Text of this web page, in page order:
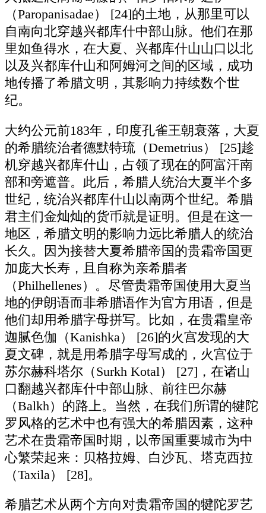
（Paropanisadae） [24]的土地，从那里可以
自南向北穿越兴都库什中部山脉。他们在那
里如鱼得水，在大夏、兴都库什山山口以北
以及兴都库什山和阿姆河之间的区域，成功
地传播了希腊文明，其影响力持续数个世
纪。
大约公元前183年，印度孔雀王朝衰落，大夏
的希腊统治者德默特琉（Demetrius） [25]趁
机穿越兴都库什山，占领了现在的阿富汗南
部和旁遮普。此后，希腊人统治大夏半个多
世纪，统治兴都库什山以南两个世纪。希腊
君主们金灿灿的货币就是证明。但是在这一
地区，希腊文明的影响力远比希腊人的统治
长久。因为接替大夏希腊帝国的贵霜帝国更
加庞大长寿，且自称为亲希腊者
（Philhellenes）。尽管贵霜帝国使用大夏当
地的伊朗语而非希腊语作为官方用语，但是
他们却用希腊字母拼写。比如，在贵霜皇帝
迦腻色伽（Kanishka） [26]的火宫发现的大
夏文碑，就是用希腊字母写成的，火宫位于
苏尔赫科塔尔（Surkh Kotal） [27]，在诸山
口翻越兴都库什中部山脉、前往巴尔赫
（Balkh）的路上。当然，在我们所谓的犍陀
罗风格的艺术中也有强大的希腊因素，这种
艺术在贵霜帝国时期，以帝国重要城市为中
心繁荣起来：贝格拉姆、白沙瓦、塔克西拉
（Taxila） [28]。
希腊艺术从两个方向对贵霜帝国的犍陀罗艺